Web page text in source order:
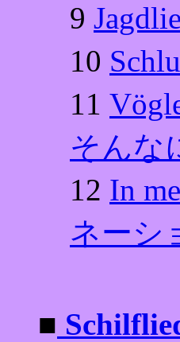
9
10
11
そんな
12 In
ネーシ
■